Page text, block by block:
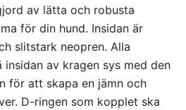
av lätta och robusta
för din hund. Insidan är
slitstark neopren. Alla
av kragen sys med den
för att skapa en jämn och
D-ringen som kopplet ska